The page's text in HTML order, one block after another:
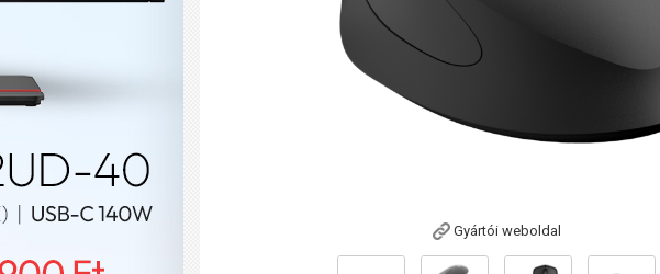
Gyártói weboldal